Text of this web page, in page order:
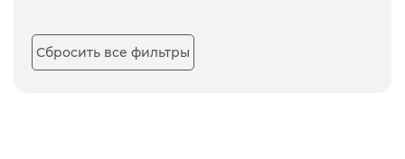
Сбросить все фильтры